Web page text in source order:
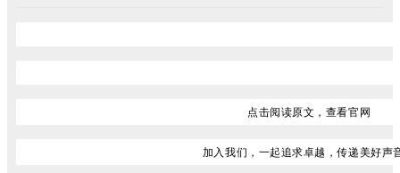
点击阅读原文，查看官网
加入我们，一起追求卓越，传递美好声